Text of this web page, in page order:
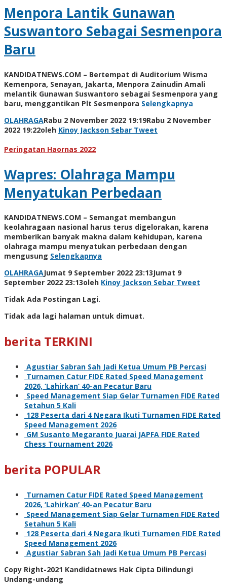
Menpora Lantik Gunawan
Suswantoro Sebagai Sesmenpora
Baru
KANDIDATNEWS.COM – Bertempat di Auditorium Wisma
Kemenpora, Senayan, Jakarta, Menpora Zainudin Amali
melantik Gunawan Suswantoro sebagai Sesmenpora yang
baru, menggantikan Plt Sesmenpora Selengkapnya
OLAHRAGARabu 2 November 2022 19:19Rabu 2 November
2022 19:22oleh Kinoy Jackson Sebar Tweet
Peringatan Haornas 2022
Wapres: Olahraga Mampu
Menyatukan Perbedaan
KANDIDATNEWS.COM – Semangat membangun
keolahragaan nasional harus terus digelorakan, karena
memberikan banyak makna dalam kehidupan, karena
olahraga mampu menyatukan perbedaan dengan
mengusung Selengkapnya
OLAHRAGAJumat 9 September 2022 23:13Jumat 9
September 2022 23:13oleh Kinoy Jackson Sebar Tweet
Tidak Ada Postingan Lagi.
Tidak ada lagi halaman untuk dimuat.
berita TERKINI
Agustiar Sabran Sah Jadi Ketua Umum PB Percasi
Turnamen Catur FIDE Rated Speed Management
2026, ‘Lahirkan’ 40-an Pecatur Baru
Speed Management Siap Gelar Turnamen FIDE Rated
Setahun 5 Kali
128 Peserta dari 4 Negara Ikuti Turnamen FIDE Rated
Speed Management 2026
GM Susanto Megaranto Juarai JAPFA FIDE Rated
Chess Tournament 2026
berita POPULAR
Turnamen Catur FIDE Rated Speed Management
2026, ‘Lahirkan’ 40-an Pecatur Baru
Speed Management Siap Gelar Turnamen FIDE Rated
Setahun 5 Kali
128 Peserta dari 4 Negara Ikuti Turnamen FIDE Rated
Speed Management 2026
Agustiar Sabran Sah Jadi Ketua Umum PB Percasi
Copy Right-2021 Kandidatnews Hak Cipta Dilindungi
Undang-undang